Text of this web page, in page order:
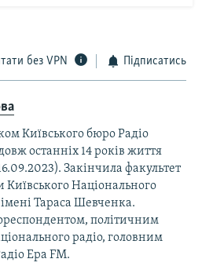
без VPN Підписатись
Київського бюро Радіо
останніх 14 років життя
Закінчила факультет
Київського Національного
Тараса Шевченка.
політичним
радіо, головним
Ера FM.